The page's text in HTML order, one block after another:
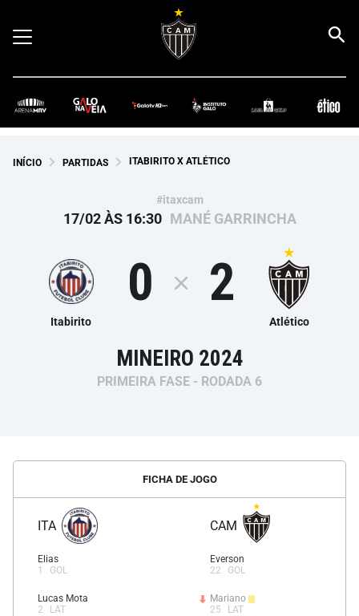
INÍCIO PARTIDAS ITABIRITO X ATLÉTICO
#itaxcam
17/02 ÀS 16:30 MANÉ GARRINCHA
Itabirito
0 2
Atlético
MINEIRO 2024
PRIMEIRA FASE - RODADA 6
FICHA DE JOGO
ITA
Elias
1
GOL
Lucas Mota
2
LAT
CAM
Everson
22
GOL
Mariano
25
LAT